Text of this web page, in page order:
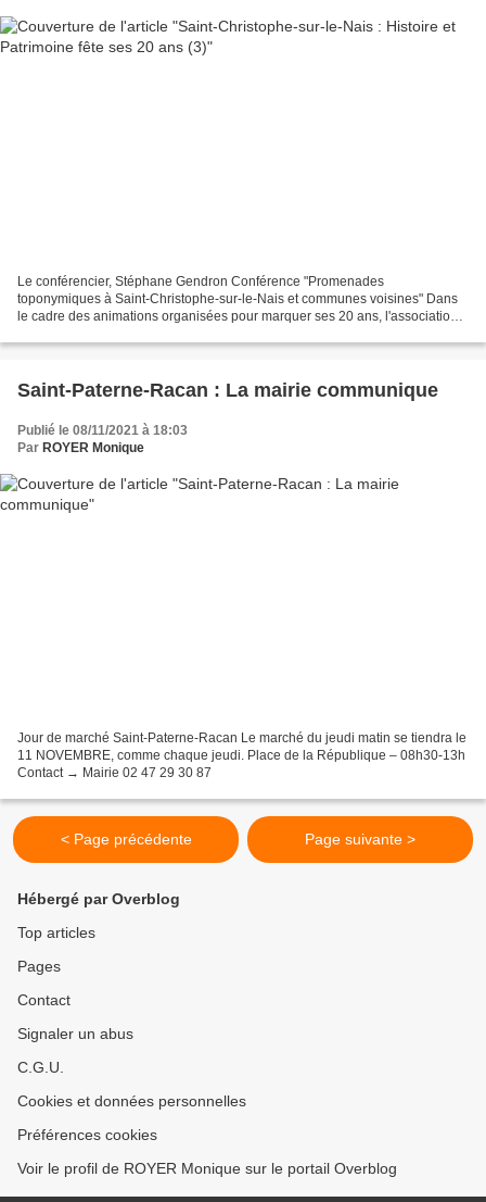
Le conférencier, Stéphane Gendron Conférence "Promenades
toponymiques à Saint-Christophe-sur-le-Nais et communes voisines" Dans
le cadre des animations organisées pour marquer ses 20 ans, l'association
Saint-Paterne-Racan : La mairie communique
Publié le 08/11/2021 à 18:03
Par ROYER Monique
Jour de marché Saint-Paterne-Racan Le marché du jeudi matin se tiendra le
11 NOVEMBRE, comme chaque jeudi. Place de la République – 08h30-13h
Contact → Mairie 02 47 29 30 87
< Page précédente Page suivante >
Hébergé par Overblog
Top articles
Pages
Contact
Signaler un abus
C.G.U.
Cookies et données personnelles
Préférences cookies
Voir le profil de ROYER Monique sur le portail Overblog